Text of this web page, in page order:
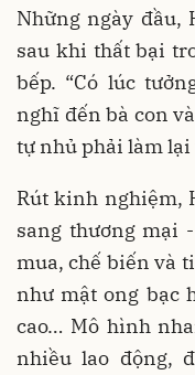
Những ngày đầu,
sau khi thất bại
bếp. “Có lúc
nghĩ đến bà con
tự nhủ phải làm lại
Rút kinh nghiệm,
sang thương mại
mua, chế biến và
như mật ong bạc
cao… Mô hình
nhiều lao động,